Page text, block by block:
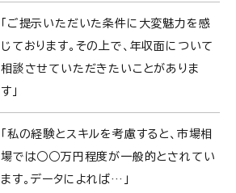
「ご提示いただいた条件に大変魅力を感
じております。その上で、年収面について
相談させていただきたいことがありま
す」
「私の経験とスキルを考慮すると、市場相
場では○○万円程度が一般的とされてい
ます。データによれば…」